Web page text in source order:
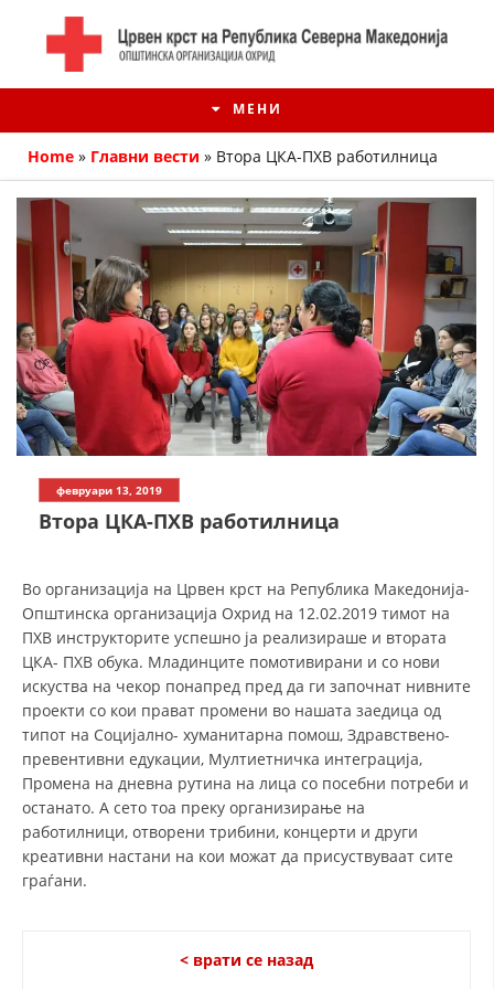
МЕНИ
ИСТОРИЈАТ НА ЦКРМ
ИСТОРИЈАТ НА ДВИЖЕЊЕТО
СТРУКТУРА НА ОРГАНИЗАЦИЈАТА
ЧЛЕНСТВО ВО ПРОФЕСИОНАЛНИ ТЕЛА
ЗАКОН ЗА ЦКРМ
СТАТУТ НА ЦКРМ
ОРГАНИЗАЦИЈА И РАЗВОЈ
Home » Главни вести » Втора ЦКА-ПХВ работилница
февруари 13, 2019
Втора ЦКА-ПХВ работилница
Во организација на Црвен крст на Република Македонија-
Општинска организација Охрид на 12.02.2019 тимот на
ПХВ инструкторите успешно ја реализираше и втората
ЦКА- ПХВ обука. Младинците помотивирани и со нови
искуства на чекор понапред пред да ги започнат нивните
проекти со кои прават промени во нашата заедица од
типот на Социјално- хуманитарна помош, Здравствено-
превентивни едукации, Мултиетничка интеграција,
Промена на дневна рутина на лица со посебни потреби и
останато. А сето тоа преку организирање на
работилници, отворени трибини, концерти и други
креативни настани на кои можат да присуствуваат сите
граѓани.
< врати се назад